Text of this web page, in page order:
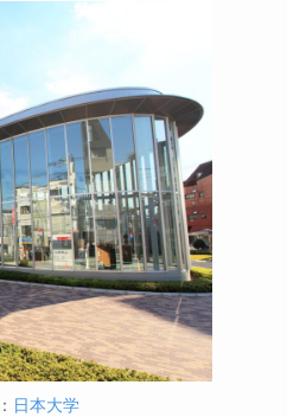
日本大学